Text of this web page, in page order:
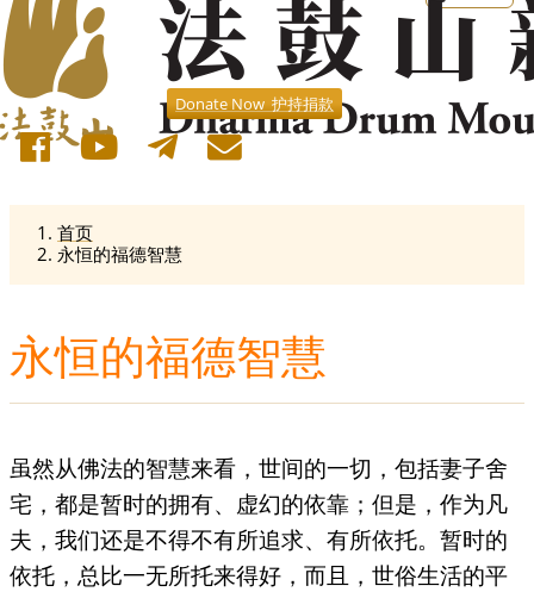
Donate Now 护持捐款
首页
永恒的福德智慧
永恒的福德智慧
虽然从佛法的智慧来看，世间的一切，包括妻子舍
宅，都是暂时的拥有、虚幻的依靠；但是，作为凡
夫，我们还是不得不有所追求、有所依托。暂时的
依托，总比一无所托来得好，而且，世俗生活的平